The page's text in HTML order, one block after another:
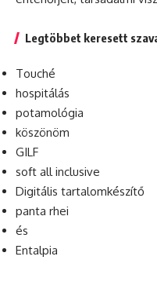
Legtöbbet keresett
Touché
hospitálás
potamológia
köszönöm
GILF
soft all inclusive
Digitális tartalomkészítő
panta rhei
és
Entalpia